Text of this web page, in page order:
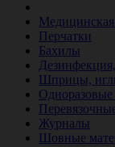
Перчатки
Бахилы
Шприцы,
Одноразовые
Журналы
Шовные